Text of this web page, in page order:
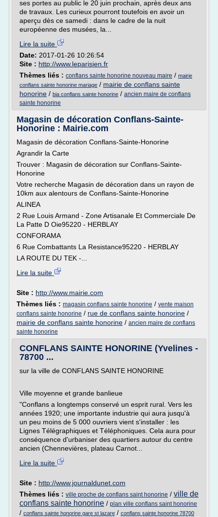
ses portes au public le 20 juin prochain, après deux ans
de travaux. Les curieux pourront toutefois en avoir un
aperçu dès ce samedi : dans le cadre de la nuit
européenne des musées, la...
Lire la suite
Date: 2017-01-26 10:26:54
Site : http://www.leparisien.fr
Thèmes liés : conflans sainte honorine nouveau maire / mairie
conflans sainte honorine mariage / mairie de conflans sainte
honorine / bia conflans sainte honorine / ancien maire de conflans
sainte honorine
Magasin de décoration Conflans-Sainte-
Honorine : Mairie.com
Magasin de décoration Conflans-Sainte-Honorine
Agrandir la Carte
Trouver : Magasin de décoration sur Conflans-Sainte-
Honorine
Votre recherche Magasin de décoration dans un rayon de
10km aux alentours de Conflans-Sainte-Honorine
ALINEA
2 Rue Louis Armand - Zone Artisanale Et Commerciale De
La Patte D Oie95220 - HERBLAY
CONFORAMA
6 Rue Combattants La Resistance95220 - HERBLAY
LA ROUTE DU TEK -...
Lire la suite
Site : http://www.mairie.com
Thèmes liés : magasin conflans sainte honorine / vente maison
conflans sainte honorine / rue de conflans sainte honorine /
mairie de conflans sainte honorine / ancien maire de conflans
sainte honorine
CONFLANS SAINTE HONORINE (Yvelines -
78700 ...
sur la ville de CONFLANS SAINTE HONORINE
Ville moyenne et grande banlieue
"Conflans a longtemps conservé un esprit rural. Vers les
années 1920; une importante industrie qui aura jusqu'à
un peu moins de 5 000 ouvriers vient s'installer : les
Lignes Télégraphiques et Téléphoniques. Cela aura pour
conséquence d'urbaniser des quartiers autour du centre
ancien (Chennevières, plateau Carnot...
Lire la suite
Site : http://www.journaldunet.com
Thèmes liés : ville proche de conflans saint honorine / ville de
conflans sainte honorine / plan ville conflans saint honorine
/ conflans sainte honorine gare st lazare / conflans sainte honorine 78700